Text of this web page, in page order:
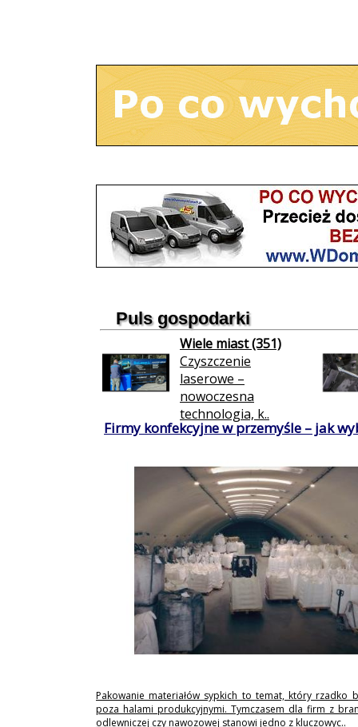
Puls gospodarki
Wiele miast (351)
Czyszczenie
laserowe –
nowoczesna
technologia, k..
Firmy konfekcyjne w przemyśle – jak
Pakowanie materiałów sypkich to temat, który rzadko
poza halami produkcyjnymi. Tymczasem dla firm z
odlewniczej czy nawozowej stanowi jedno z kluczowyc..